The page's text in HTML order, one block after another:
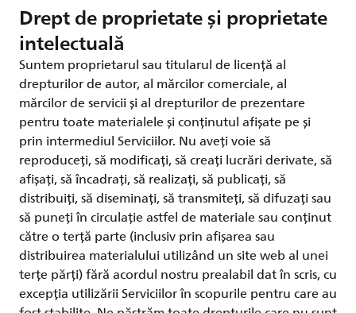
Drept de proprietate și proprietate
intelectuală
Suntem proprietarul sau titularul de licență al
drepturilor de autor, al mărcilor comerciale, al
mărcilor de servicii și al drepturilor de prezentare
pentru toate materialele și conținutul afișate pe și
prin intermediul Serviciilor. Nu aveți voie să
reproduceți, să modificați, să creați lucrări derivate, să
afișați, să încadrați, să realizați, să publicați, să
distribuiți, să diseminați, să transmiteți, să difuzați sau
să puneți în circulație astfel de materiale sau conținut
către o terță parte (inclusiv prin afișarea sau
distribuirea materialului utilizând un site web al unei
terțe părți) fără acordul nostru prealabil dat în scris, cu
excepția utilizării Serviciilor în scopurile pentru care au